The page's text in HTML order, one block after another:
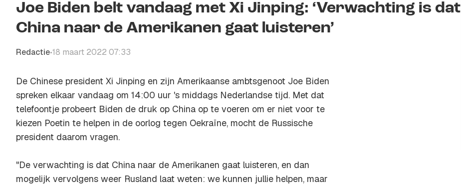
Joe Biden belt vandaag met Xi Jinping: ‘Verwachting is dat
China naar de Amerikanen gaat luisteren’
Redactie•18 maart 2022 07:33
De Chinese president Xi Jinping en zijn Amerikaanse ambtsgenoot Joe Biden
spreken elkaar vandaag om 14:00 uur 's middags Nederlandse tijd. Met dat
telefoontje probeert Biden de druk op China op te voeren om er niet voor te
kiezen Poetin te helpen in de oorlog tegen Oekraïne, mocht de Russische
president daarom vragen.
"De verwachting is dat China naar de Amerikanen gaat luisteren, en dan
mogelijk vervolgens weer Rusland laat weten: we kunnen jullie helpen, maar